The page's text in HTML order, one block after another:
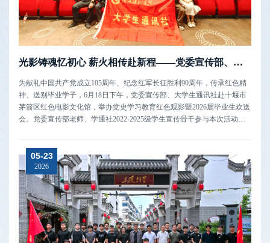
光影铸魂忆初心 薪火相传赴新程——党委宣传部、大学生通讯社举办红色观影暨毕业生欢送会
为献礼中国共产党成立105周年、纪念红军长征胜利90周年，传承红色精
神、送别毕业学子，6月18日下午，党委宣传部、大学生通讯社赴十堰市
茅箭区红色电影文化馆，举办党史学习教育红色观影暨2026届毕业生欢送
会。党委宣传部老师、学通社2022-2025级学生宣传骨干参与本次活动。
语毕业学子永葆初心...
05-23
2026